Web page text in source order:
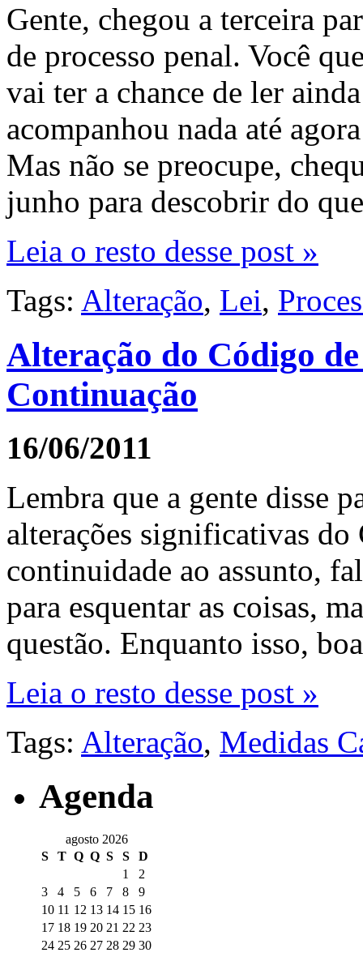
Gente, chegou a terceira
de processo penal. Você
vai ter a chance de ler
acompanhou nada até
Mas não se preocupe,
junho para descobrir do
Leia o resto desse post »
Tags: Alteração, Lei,
Alteração do Código
Continuação
16/06/2011
Lembra que a gente disse
alterações significativas do
continuidade ao assunto,
para esquentar as coisas,
questão. Enquanto isso,
Leia o resto desse post »
Tags: Alteração, Medidas
Agenda
agosto 2026
S
T Q Q S S
D
1
2
3
4 5 6 7 8
9
10 11 12 13 14 15 16
17 18 19 20 21 22 23
24 25 26 27 28 29 30